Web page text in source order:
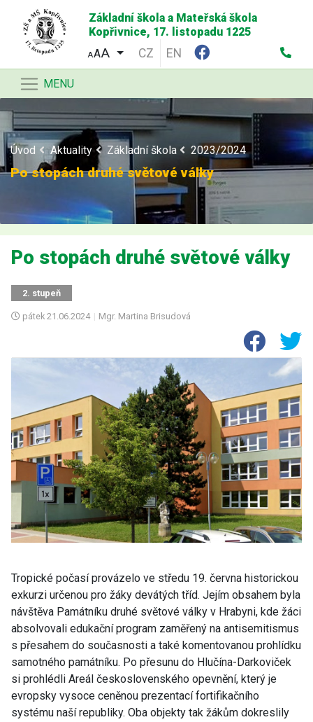
Základní škola a Mateřská škola
Kopřivnice, 17. listopadu 1225
AA CZ EN
MENU
Úvod Aktuality Základní škola 2023/2024
Po stopách druhé světové války
Po stopách druhé světové války
2. stupeň
pátek 21.06.2024 | Mgr. Martina Brisudová
Tropické počasí provázelo ve středu 19. června historickou
exkurzi určenou pro žáky devátých tříd. Jejím obsahem byla
návštěva Památníku druhé světové války v Hrabyni, kde žáci
absolvovali edukační program zaměřený na antisemitismus
s přesahem do současnosti a také komentovanou prohlídku
samotného památníku. Po přesunu do Hlučína-Darkoviček
si prohlédli Areál československého opevnění, který je
evropsky vysoce ceněnou prezentací fortifikačního
systému naší republiky. Oba objekty tak žákům dokreslily